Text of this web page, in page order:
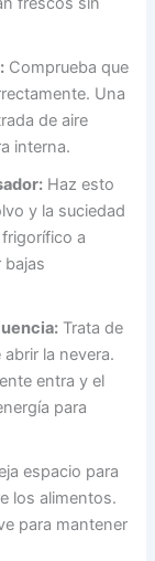
Comprueba que
Una
de aire
interna.
Haz esto
y la suciedad
a
bajas
Trata de
la nevera.
entra y el
para
espacio para
los alimentos.
para mantener